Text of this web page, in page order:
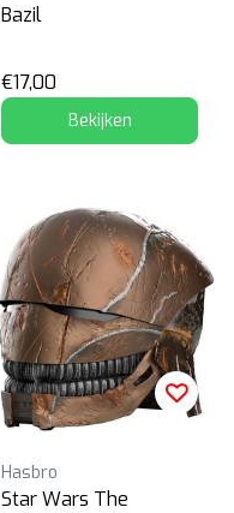
Bazil
€17,00
Bekijken
Hasbro
Star Wars The